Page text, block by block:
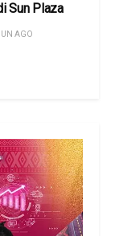
Sun Plaza
AGO